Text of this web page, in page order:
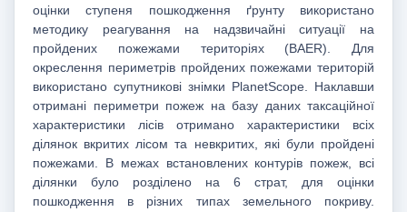
оцінки ступеня пошкодження ґрунту використано
методику реагування на надзвичайні ситуації на
пройдених пожежами територіях (BAER). Для
окреслення периметрів пройдених пожежами територій
використано супутникові знімки PlanetScope. Наклавши
отримані периметри пожеж на базу даних таксаційної
характеристики лісів отримано характеристики всіх
ділянок вкритих лісом та невкритих, які були пройдені
пожежами. В межах встановлених контурів пожеж, всі
ділянки було розділено на 6 страт, для оцінки
пошкодження в різних типах земельного покриву.